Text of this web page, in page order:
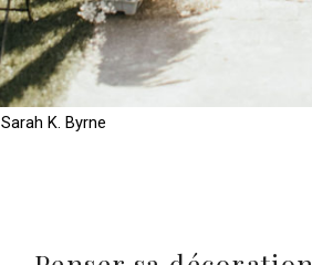
Sarah K. Byrne